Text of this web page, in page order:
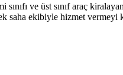
ve üst sınıf araç kiralayan
saha ekibiyle hizmet vermeyi